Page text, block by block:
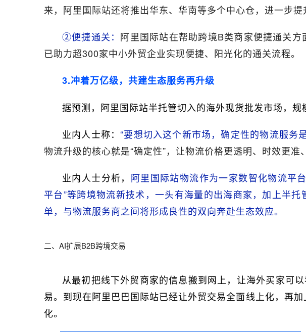
来，阿里国际站还将推出华东、华南等多个中心仓，进一步提
②便捷通关： 阿里国际站在帮助跨境B类商家便捷通关方
已助力超300家中小外贸企业实现便捷、阳光化的通关流程。
3.冲着万亿级，共建生态服务再升级
据预测，阿里国际站半托管切入的海外现货批发市场，规
业内人士称：“要想切入这个新市场，确定性的物流服务
物流升级的核心就是“确定性”，让物流价格更透明、时效更准
业内人士分析， 阿里国际站物流作为一家数智化物流平
平台”等跨境物流新技术，一头有海量的出海商家，加上半
单，与物流服务商之间将形成良性的双向奔赴生态效应。
二、AI扩展B2B跨境交易
从最初把线下外贸商家的信息搬到网上，让海外买家可
易。到现在阿里巴巴国际站已经让外贸交易全面线上化，再
化。